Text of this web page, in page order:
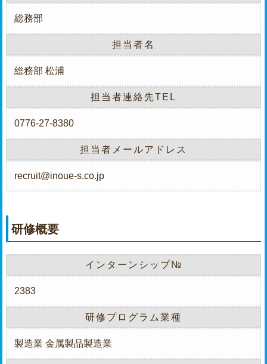
総務部
担当者名
総務部 松浦
担当者連絡先TEL
0776-27-8380
担当者メールアドレス
recruit@inoue-s.co.jp
研修概要
インターンシップ№
2383
研修プログラム業種
製造業 金属製品製造業